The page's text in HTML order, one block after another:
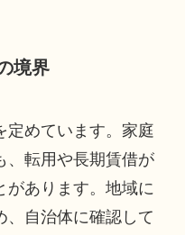
境界
定めています。家庭
、転用や長期賃借が
があります。地域に
、自治体に確認して